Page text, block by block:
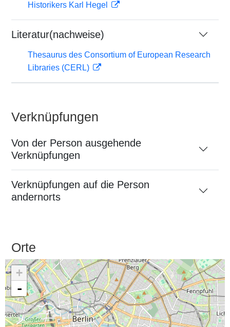
Historikers Karl Hegel
Literatur(nachweise)
Thesaurus des Consortium of European Research
Libraries (CERL)
Verknüpfungen
Von der Person ausgehende
Verknüpfungen
Verknüpfungen auf die Person
andernorts
Orte
+
-